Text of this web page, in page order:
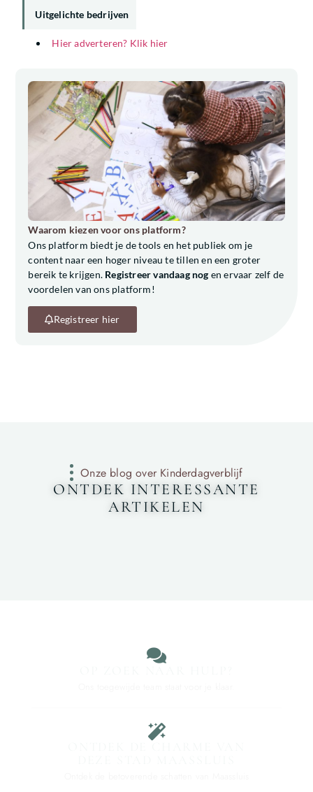
Uitgelichte bedrijven
Hier adverteren? Klik hier
Waarom kiezen voor ons platform?
Ons platform biedt je de tools en het publiek om je
content naar een hoger niveau te tillen en een groter
bereik te krijgen. Registreer vandaag nog en ervaar zelf de
voordelen van ons platform!
Registreer hier
Onze blog over Kinderdagverblijf
ONTDEK INTERESSANTE
ARTIKELEN